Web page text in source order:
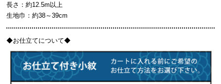
長さ：約12.5m以上
生地巾：約38～39cm
◆お仕立てについて◆